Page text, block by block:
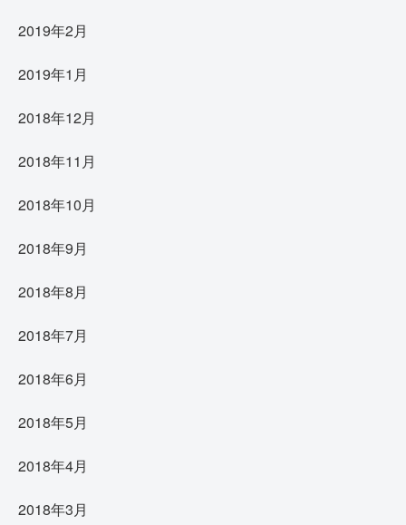
2019年2月
2019年1月
2018年12月
2018年11月
2018年10月
2018年9月
2018年8月
2018年7月
2018年6月
2018年5月
2018年4月
2018年3月